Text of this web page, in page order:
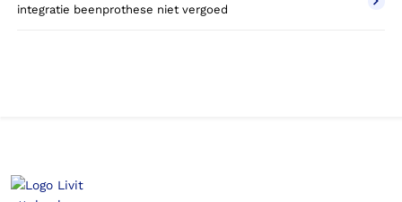
integratie beenprothese niet vergoed